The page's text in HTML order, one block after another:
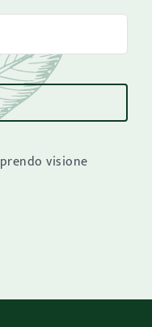
visione